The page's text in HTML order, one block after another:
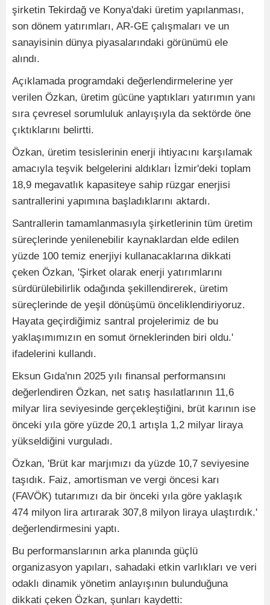
şirketin Tekirdağ ve Konya'daki üretim yapılanması,
son dönem yatırımları, AR-GE çalışmaları ve un
sanayisinin dünya piyasalarındaki görünümü ele
alındı.
Açıklamada programdaki değerlendirmelerine yer
verilen Özkan, üretim gücüne yaptıkları yatırımın yanı
sıra çevresel sorumluluk anlayışıyla da sektörde öne
çıktıklarını belirtti.
Özkan, üretim tesislerinin enerji ihtiyacını karşılamak
amacıyla teşvik belgelerini aldıkları İzmir'deki toplam
18,9 megavatlık kapasiteye sahip rüzgar enerjisi
santrallerini yapımına başladıklarını aktardı.
Santrallerin tamamlanmasıyla şirketlerinin tüm üretim
süreçlerinde yenilenebilir kaynaklardan elde edilen
yüzde 100 temiz enerjiyi kullanacaklarına dikkati
çeken Özkan, 'Şirket olarak enerji yatırımlarını
sürdürülebilirlik odağında şekillendirerek, üretim
süreçlerinde de yeşil dönüşümü önceliklendiriyoruz.
Hayata geçirdiğimiz santral projelerimiz de bu
yaklaşımımızın en somut örneklerinden biri oldu.'
ifadelerini kullandı.
Eksun Gıda'nın 2025 yılı finansal performansını
değerlendiren Özkan, net satış hasılatlarının 11,6
milyar lira seviyesinde gerçekleştiğini, brüt karının ise
önceki yıla göre yüzde 20,1 artışla 1,2 milyar liraya
yükseldiğini vurguladı.
Özkan, 'Brüt kar marjımızı da yüzde 10,7 seviyesine
taşıdık. Faiz, amortisman ve vergi öncesi karı
(FAVÖK) tutarımızı da bir önceki yıla göre yaklaşık
474 milyon lira artırarak 307,8 milyon liraya ulaştırdık.'
değerlendirmesini yaptı.
Bu performanslarının arka planında güçlü
organizasyon yapıları, sahadaki etkin varlıkları ve veri
odaklı dinamik yönetim anlayışının bulunduğuna
dikkati çeken Özkan, şunları kaydetti: